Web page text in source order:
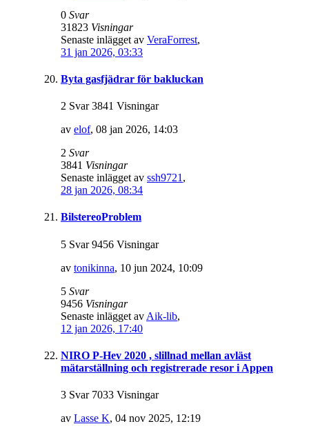
0 Svar
31823 Visningar
Senaste inlägget av VeraForrest,
31 jan 2026, 03:33
Byta gasfjädrar för bakluckan
2 Svar 3841 Visningar
av elof, 08 jan 2026, 14:03
2 Svar
3841 Visningar
Senaste inlägget av ssh9721 ,
28 jan 2026, 08:34
BilstereoProblem
5 Svar 9456 Visningar
av tonikinna, 10 jun 2024, 10:09
5 Svar
9456 Visningar
Senaste inlägget av Aik-lib,
12 jan 2026, 17:40
NIRO P-Hev 2020 , slillnad mellan avläst
mätarställning och registrerade resor i Appen
3 Svar 7033 Visningar
av Lasse K, 04 nov 2025, 12:19